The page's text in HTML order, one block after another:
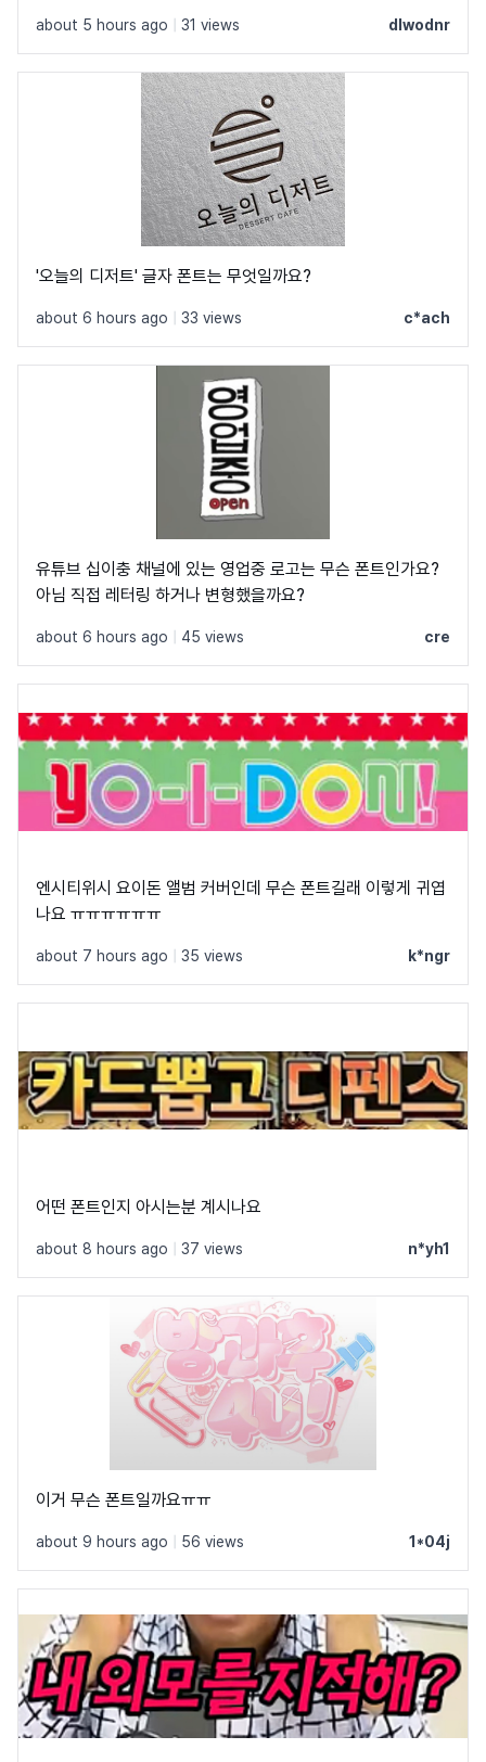
about 5 hours ago 31 views dlwodnr
'오늘의 디저트' 글자 폰트는 무엇일까요?
about 6 hours ago 33 views c*ach
유튜브 십이충 채널에 있는 영업중 로고는 무슨 폰트인가요?
아님 직접 레터링 하거나 변형했을까요?
about 6 hours ago 45 views cre
엔시티위시 요이돈 앨범 커버인데 무슨 폰트길래 이렇게 귀엽
나요 ㅠㅠㅠㅠㅠㅠ
about 7 hours ago 35 views k*ngr
어떤 폰트인지 아시는분 계시나요
about 8 hours ago 37 views n*yh1
이거 무슨 폰트일까요ㅠㅠ
about 9 hours ago 56 views 1*04j